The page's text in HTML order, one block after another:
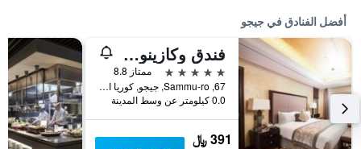
أفضل الفنادق في جيجو
فندق وكازينو جيجو صن
5 نجوم
ممتاز 8.8
67, Sammu-ro, جيجو, كوريا الجنوبية
0.0 كيلومتر عن وسط المدينة
391 ﷼